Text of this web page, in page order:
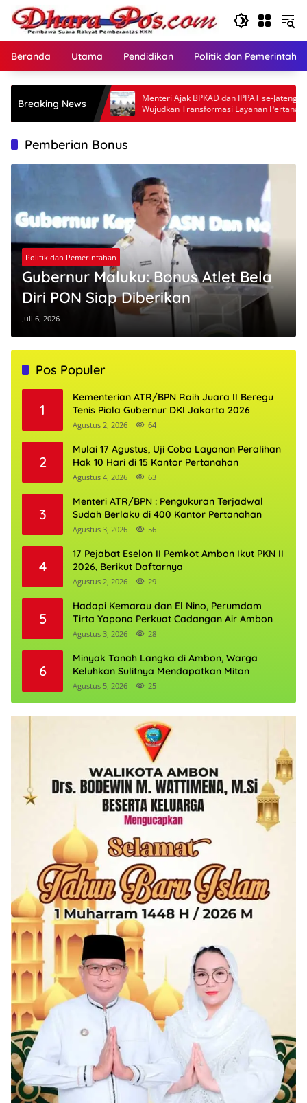
Langsung
konten
Beranda Utama Pendidikan Politik dan
Breaking News
Waktu,
Lama
Menteri Ajak BPKAD dan IPPAT se-Jateng
Wujudkan Transformasi Layanan Pertanahan
Pemberian Bonus
Politik dan Pemerintahan
Gubernur Maluku: Bonus Atlet Bela
Diri PON Siap Diberikan
Juli 6, 2026
Pos Populer
1
Kementerian ATR/BPN Raih Juara II Beregu
Tenis Piala Gubernur DKI Jakarta 2026
Agustus 2, 2026 64
2
Mulai 17 Agustus, Uji Coba Layanan Peralihan
Hak 10 Hari di 15 Kantor Pertanahan
Agustus 4, 2026 63
3
Menteri ATR/BPN : Pengukuran Terjadwal
Sudah Berlaku di 400 Kantor Pertanahan
Agustus 3, 2026 56
4
17 Pejabat Eselon II Pemkot Ambon Ikut PKN II
2026, Berikut Daftarnya
Agustus 2, 2026 29
5
Hadapi Kemarau dan El Nino, Perumdam
Tirta Yapono Perkuat Cadangan Air Ambon
Agustus 3, 2026 28
6
Minyak Tanah Langka di Ambon, Warga
Keluhkan Sulitnya Mendapatkan Mitan
Agustus 5, 2026 25